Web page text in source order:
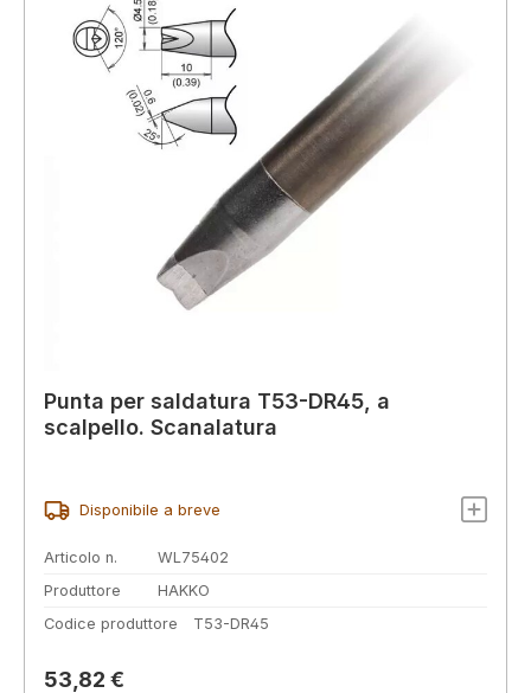
Punta per saldatura T53-DR45, a
scalpello. Scanalatura
Disponibile a breve
Articolo n.
WL75402
Produttore
HAKKO
Codice produttore
T53-DR45
Prezzo normale:
53,82 €